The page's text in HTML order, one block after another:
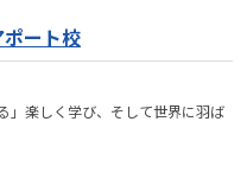
ート校
」楽しく学び、そして世界に羽ば